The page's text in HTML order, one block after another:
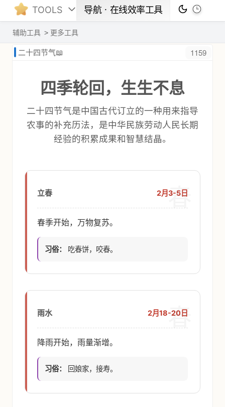
TOOLS 导航ㆍ在线效率工具
辅助工具 更多工具
二十四节气📖 1159
四季轮回，生生不息
二十四节气是中国古代订立的一种用来指导
农事的补充历法，是中华民族劳动人民长期
经验的积累成果和智慧结晶。
春
立春 2月3-5日
春季开始，万物复苏。
习俗： 吃春饼，咬春。
春
雨水 2月18-20日
降雨开始，雨量渐增。
习俗： 回娘家，接寿。